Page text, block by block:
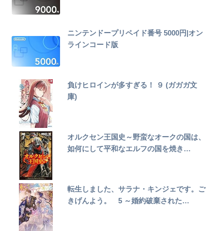
ニンテンドープリペイド番号 5000円|オン
ラインコード版
負けヒロインが多すぎる！ ９ (ガガガ文
庫)
オルクセン王国史～野蛮なオークの国は、
如何にして平和なエルフの国を焼き…
転生しました、サラナ・キンジェです。ご
きげんよう。 5 ～婚約破棄された…